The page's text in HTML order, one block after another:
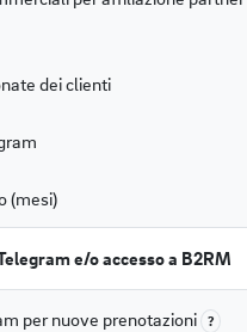
dei clienti
(mesi)
e/o accesso a B2RM
per nuove prenotazioni ?